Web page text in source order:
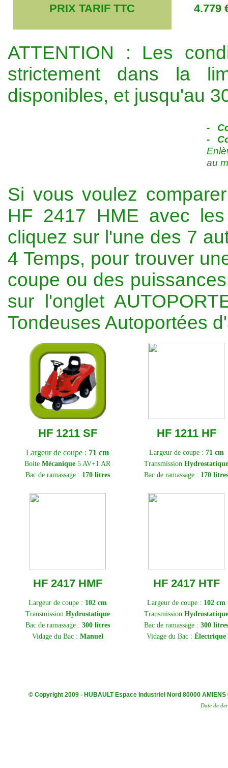
PRIX TARIF TTC 4.779
ATTENTION : Les
strictement dans la
disponibles, et jusqu'au
-
-
au
Si vous voulez
HF 2417 HME avec
cliquez sur l'une des 7
4 Temps, pour trouver
coupe ou des
sur l'onglet
Tondeuses Autoportées
HF 1211 SF HF 1211 HF
Largeur de coupe : 71 cm Largeur de coupe : 71 cm
Boite Mécanique 5 AV+1 AR Transmission Hydrostatique
Bac de ramassage : 170 litres Bac de ramassage : 170 litres
HF 2417 HMF HF 2417 HTF
Largeur de coupe : 102 cm Largeur de coupe : 102 cm
Transmission Hydrostatique Transmission Hydrostatique
Bac de ramassage : 300 litres Bac de ramassage : 300 litres
Vidage du Bac : Manuel Vidage du Bac : Électrique
© Copyright 2009 - HUBAULT Espace Industriel Nord 80000 AMIENS
Date de